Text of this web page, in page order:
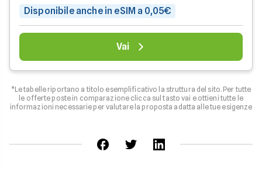
Disponibile anche in eSIM a 0,05€
Vai
*Le tabelle riportano a titolo esemplificativo la struttura del sito. Per tutte
le offerte poste in comparazione clicca sul tasto vai e ottieni tutte le
informazioni necessarie per valutare la proposta adatta alle tue esigenze